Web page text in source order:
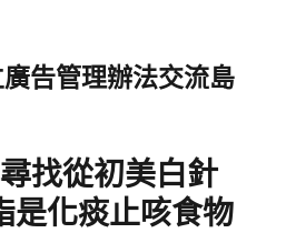
告管理辦法交流島
找從初美白針
是化痰止咳食物